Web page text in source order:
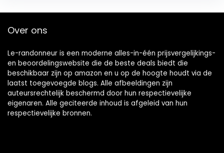
Over ons
Le-randonneur is een moderne alles-in-één prijsvergelijkings-
en beoordelingswebsite die de beste deals biedt die
beschikbaar zijn op amazon en u op de hoogte houdt via de
laatst toegevoegde blogs. Alle afbeeldingen zijn
auteursrechtelijk beschermd door hun respectievelijke
eigenaren. Alle geciteerde inhoud is afgeleid van hun
respectievelijke bronnen.